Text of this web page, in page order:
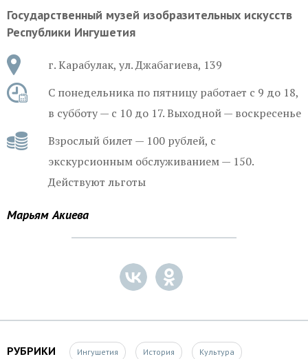
Государственный музей изобразительных искусств
Республики Ингушетия
г. Карабулак, ул. Джабагиева, 139
С понедельника по пятницу работает с 9 до 18,
в субботу — с 10 до 17. Выходной — воскресенье
Взрослый билет — 100 рублей, с
экскурсионным обслуживанием — 150.
Действуют льготы
Марьям Акиева
РУБРИКИ Ингушетия История Культура